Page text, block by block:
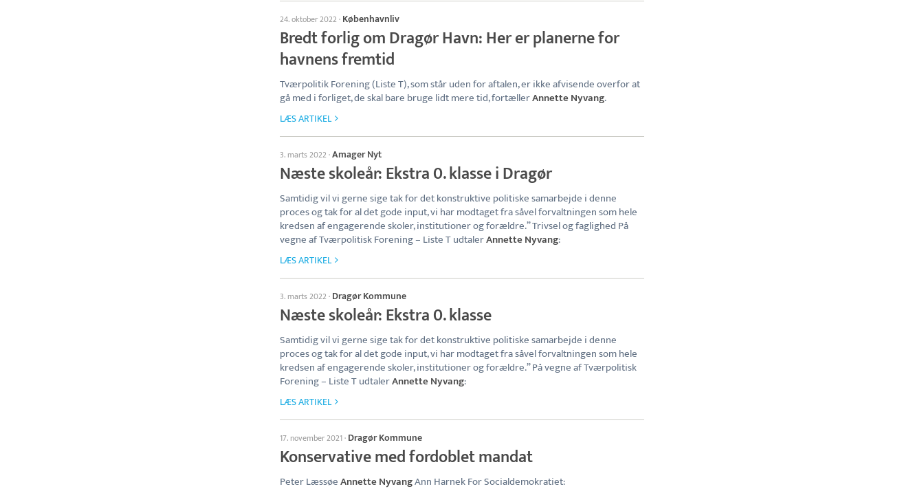
24. oktober 2022· Københavnliv
Bredt forlig om Dragør Havn: Her er planerne for
havnens fremtid
Tværpolitik Forening (Liste T), som står uden for aftalen, er ikke afvisende overfor at
gå med i forliget, de skal bare bruge lidt mere tid, fortællerAnnette Nyvang.
LÆS ARTIKEL
3. marts 2022·Amager Nyt
Næste skoleår: Ekstra 0. klasse i Dragør
Samtidig vil vi gerne sige tak for det konstruktive politiske samarbejde i denne
proces og tak for al det gode input, vi har modtaget fra såvel forvaltningen som hele
kredsen af engagerende skoler, institutioner og forældre.” Trivsel og faglighed På
vegne af Tværpolitisk Forening – Liste T udtalerAnnette Nyvang:
LÆS ARTIKEL
3. marts 2022· Dragør Kommune
Næste skoleår: Ekstra 0. klasse
Samtidig vil vi gerne sige tak for det konstruktive politiske samarbejde i denne
proces og tak for al det gode input, vi har modtaget fra såvel forvaltningen som hele
kredsen af engagerende skoler, institutioner og forældre.” På vegne af Tværpolitisk
Forening – Liste T udtalerAnnette Nyvang:
LÆS ARTIKEL
17. november 2021· Dragør Kommune
Konservative med fordoblet mandat
Peter LæssøeAnnette NyvangAnn Harnek For Socialdemokratiet: